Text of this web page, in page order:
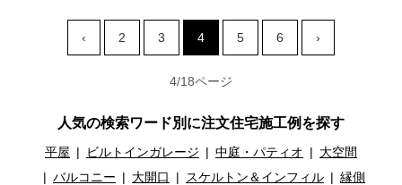
‹ 2 3 4 5 6 ›
4/18ページ
人気の検索ワード別に注文住宅施工例を探す
平屋 ビルトインガレージ 中庭・パティオ
大空間
バルコニー
大開口 スケルトン＆インフィル
縁側